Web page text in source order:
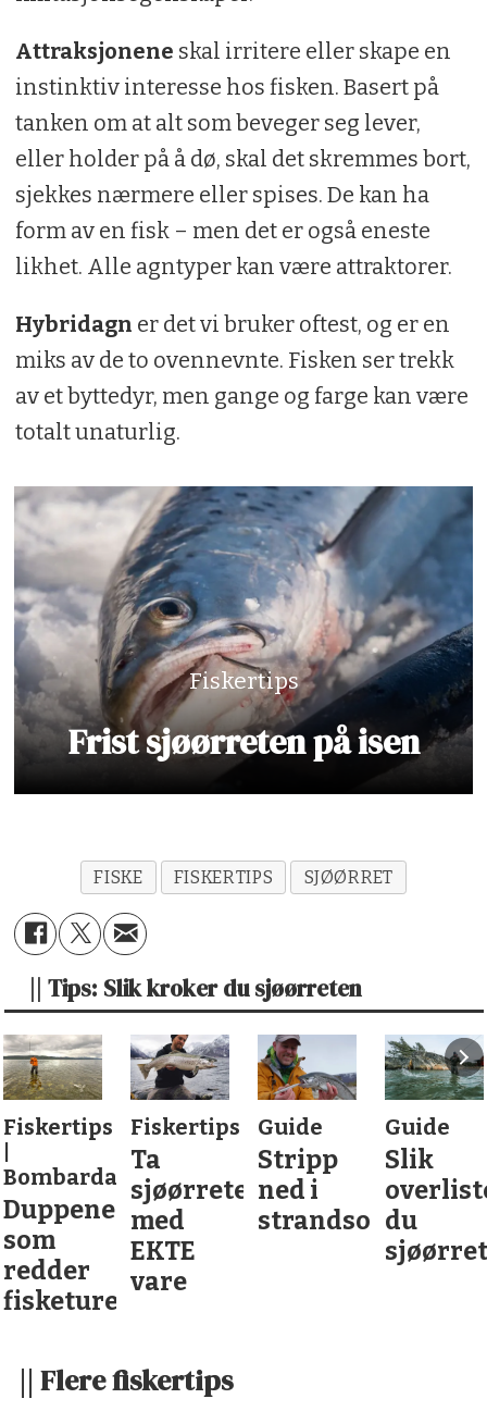
Attraksjonene skal irritere eller skape en
instinktiv interesse hos fisken. Basert på
tanken om at alt som beveger seg lever,
eller holder på å dø, skal det skremmes bort,
sjekkes nærmere eller spises. De kan ha
form av en fisk – men det er også eneste
likhet. Alle agntyper kan være attraktorer.
Hybridagn er det vi bruker oftest, og er en
miks av de to ovennevnte. Fisken ser trekk
av et byttedyr, men gange og farge kan være
totalt unaturlig.
Fiskertips
Frist sjøørreten på isen
FISKE FISKERTIPS SJØØRRET
|| Tips: Slik kroker du sjøørreten
Fiskertips
Bombarda
Duppene
som
redder
fisketuren
Fiskertips
Ta
sjøørreten
med
EKTE
vare
Guide
Stripp
ned i
strandsonen
Guide
Slik
du
|| Flere fiskertips